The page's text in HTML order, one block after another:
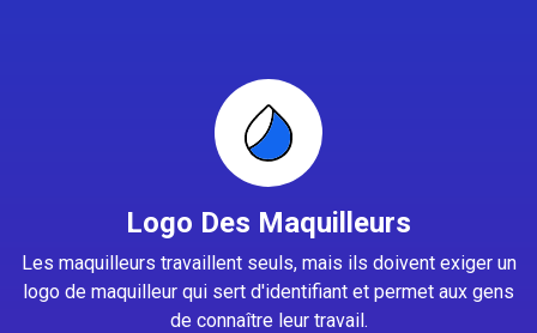
Logo Des Maquilleurs
Les maquilleurs travaillent seuls, mais ils doivent exiger un
logo de maquilleur qui sert d'identifiant et permet aux gens
de connaître leur travail.